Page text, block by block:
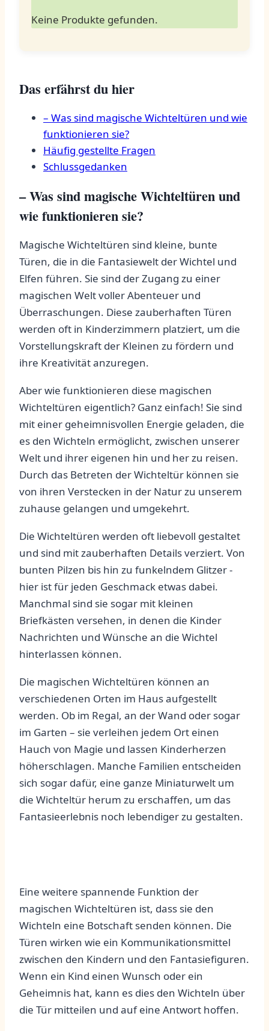
Keine Produkte gefunden.
Das‍ erfährst du hier
– Was sind ​magische Wichteltüren und wie
funktionieren sie?
Häufig gestellte Fragen
Schlussgedanken
– Was‍ sind⁣ magische Wichteltüren und
wie funktionieren sie?
Magische Wichteltüren sind kleine, bunte
Türen, die in die Fantasiewelt ‍der Wichtel und
Elfen führen. Sie sind der Zugang zu einer
magischen Welt voller Abenteuer und
Überraschungen. Diese zauberhaften Türen
werden oft in Kinderzimmern platziert, um die
Vorstellungskraft der Kleinen zu⁣ fördern und
ihre Kreativität anzuregen.
Aber wie funktionieren⁢ diese⁣ magischen
Wichteltüren eigentlich? Ganz einfach! Sie sind
mit einer geheimnisvollen Energie geladen, ⁤die
es den Wichteln⁣ ermöglicht, zwischen ‍unserer
Welt und ihrer eigenen hin und her zu reisen.⁢
Durch das Betreten der Wichteltür⁤ können sie
von‌ ihren Verstecken in der​ Natur zu unserem
zuhause gelangen und umgekehrt.
Die Wichteltüren werden oft liebevoll gestaltet
und sind mit zauberhaften ​Details verziert. Von
bunten ⁣Pilzen bis hin zu funkelndem Glitzer ⁢-
hier ist für jeden ⁢Geschmack etwas dabei.
Manchmal‍ sind sie ‍sogar mit⁤ kleinen
Briefkästen versehen, in denen die Kinder
Nachrichten und Wünsche an die Wichtel
hinterlassen können.
Die magischen‌ Wichteltüren können an
verschiedenen‍ Orten im​ Haus aufgestellt
werden. Ob im ‍Regal, an der Wand oder sogar
im Garten – sie verleihen jedem Ort einen
Hauch von Magie und lassen Kinderherzen
höherschlagen. Manche ‍Familien entscheiden
sich ​sogar dafür, eine ganze‌ Miniaturwelt um
die Wichteltür herum zu erschaffen, um das
Fantasieerlebnis noch lebendiger zu gestalten.
Eine⁣ weitere spannende Funktion der
magischen Wichteltüren ​ist, dass sie den‌
Wichteln eine Botschaft senden können. Die
Türen wirken wie ein Kommunikationsmittel
zwischen den Kindern und den Fantasiefiguren.
‌Wenn ein Kind einen Wunsch oder ein
Geheimnis hat, kann‌ es ⁢dies ⁤den‌ Wichteln über
die‌ Tür mitteilen ⁣und ⁢auf⁢ eine Antwort hoffen.